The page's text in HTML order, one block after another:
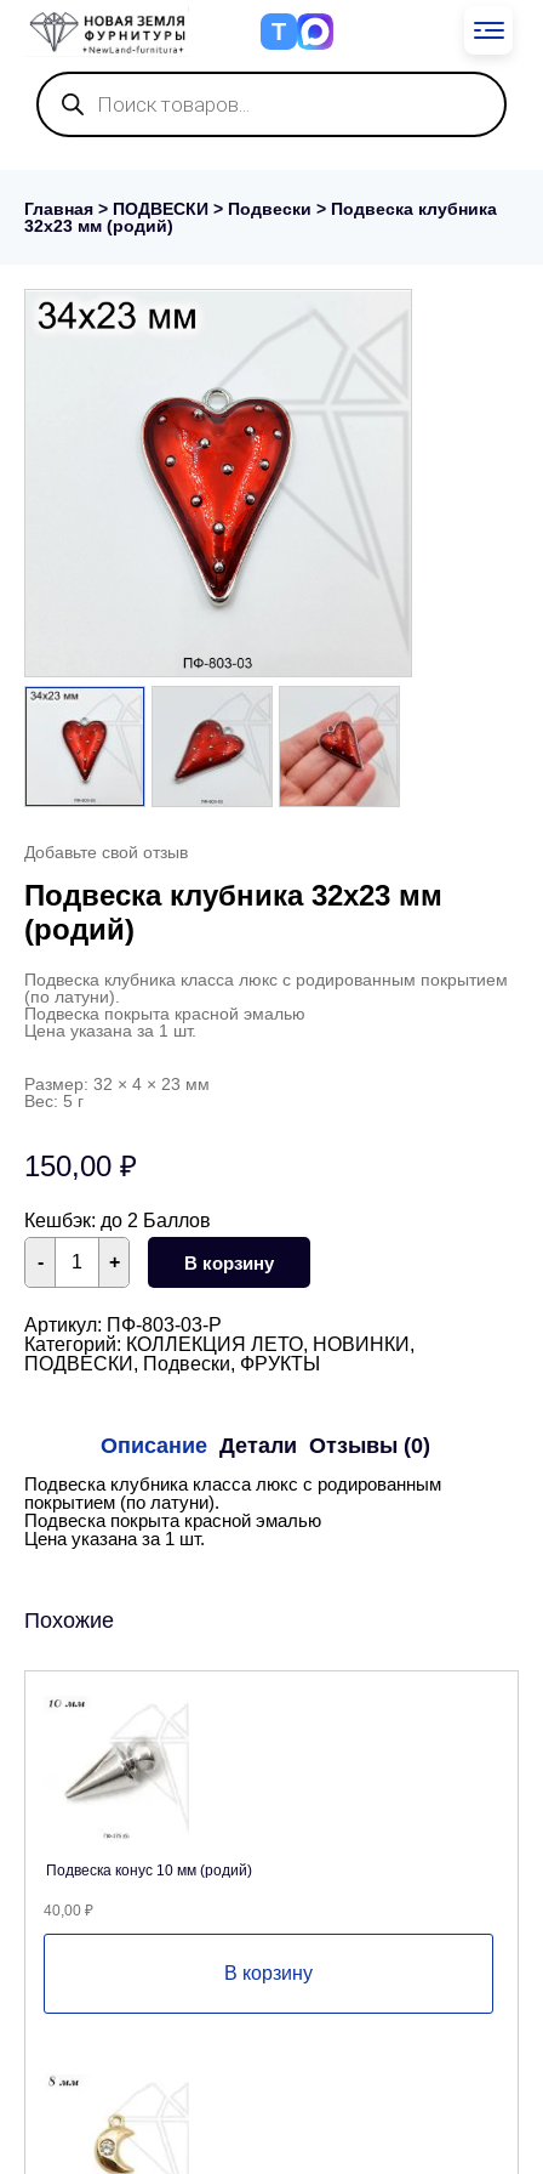
Т
Поиск
товаров
Главная > ПОДВЕСКИ > Подвески > Подвеска клубника
32х23 мм (родий)
Добавьте свой отзыв
Подвеска клубника 32х23 мм
(родий)
Подвеска клубника класса люкс с родированным покрытием
(по латуни).
Подвеска покрыта красной эмалью
Цена указана за 1 шт.
Размер: 32 × 4 × 23 мм
Вес: 5 г
150,00 ₽
Кешбэк: до 2 Баллов
+
Количество
товара
Подвеска
32х23
мм
(родий)
- В корзину
Артикул: ПФ-803-03-Р
Категорий: КОЛЛЕКЦИЯ ЛЕТО, НОВИНКИ ,
ПОДВЕСКИ , Подвески, ФРУКТЫ
Описание Детали Отзывы (0)
Подвеска клубника класса люкс с родированным
покрытием (по латуни).
Подвеска покрыта красной эмалью
Цена указана за 1 шт.
Похожие
Подвеска конус 10 мм (родий)
40,00 ₽
В корзину